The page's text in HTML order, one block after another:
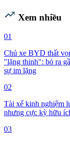
trending_up Xem nhiều
01
Chủ xe BYD thất
"lặng thinh": bỏ ra
sự im lặng
02
Tài xế kinh nghiệm
nhưng cực kỳ hữu
03